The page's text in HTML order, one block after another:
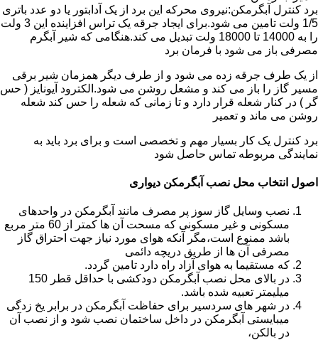
برد کنترل آبگرمکن:نیروی محرکه این برد از یک آدابتور یا دو عدد باتری
1/5 ولت تامین می شود.برای ایجاد جرقه یک تراس افزاینده این 3 ولت
را به 14000 تا 18000 ولت تبدیل می کند.هنگامی که شیر آبگرم
مصرفی باز می شود با فرمان برد
از یک طرف جرقه زده می شود و از طرف دیگر همزمان شیر برقی
مسیر گاز را باز می کند و مشعل روشن می شود.الکترود آیونایز ( حس
گر ) در کنار شعله قرار دارد و تا زمانی که شعله را حس کند شعله
روشن می ماند و تعمیر
برد کنترل یک کار بسیار مهم و تخصصی است و برای برد باید به
نمایندگی مربوطه تماس حاصل شود
اصول انتخاب محل نصب آبگرمکن دیواری
نصب وسایل گاز سوز پر مصرف مانند آبگرمکن در واحدهای
مسکونی و غیر مسکونی که مسحت آن ها کمتر از 60 متر مربع
باشد ممنوع است،مگر آنکه هوای مورد نیاز جهت احتراق گاز
مصرفی آن ها از طریق دریچه دائمی
که مستقیما به هوای آزاد راه دارد تامین گردد.
در بالای محل نصب آبگرمکن دودکشی با حداقل قطر 150
میلیمتر تعبیه شده باشد.
در شهر های سردسیر برای حفاظت آبگرمکن در برابر یخ زدگی
میبایستی آبگرمکن در داخل ساختمان نصب شود و از نصب آن
در بالکن،